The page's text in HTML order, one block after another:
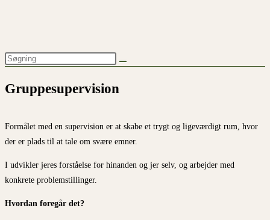
Gruppesupervision
Formålet med en supervision er at skabe et trygt og ligeværdigt rum, hvor
der er plads til at tale om svære emner.
I udvikler jeres forståelse for hinanden og jer selv, og arbejder med
konkrete problemstillinger.
Hvordan foregår det?